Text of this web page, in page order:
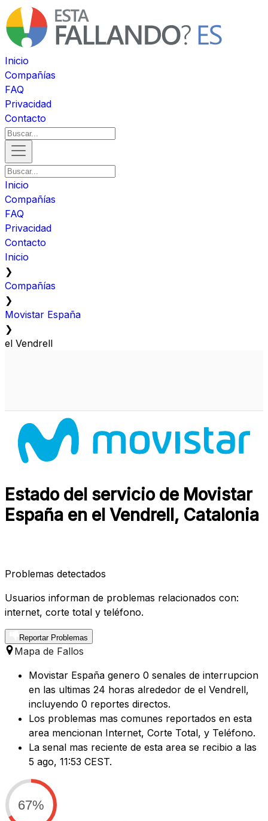
Inicio
Compañías
FAQ
Privacidad
Contacto
Inicio
Compañías
FAQ
Privacidad
Contacto
Inicio
❯
Compañías
❯
Movistar España
❯
el Vendrell
Estado del servicio de Movistar
España en el Vendrell, Catalonia
Problemas detectados
Usuarios informan de problemas relacionados con:
internet, corte total y teléfono.
Reportar Problemas
Mapa de Fallos
Movistar España genero 0 senales de interrupcion
en las ultimas 24 horas alrededor de el Vendrell,
incluyendo 0 reportes directos.
Los problemas mas comunes reportados en esta
area mencionan Internet, Corte Total, y Teléfono.
La senal mas reciente de esta area se recibio a las
5 ago, 11:53 CEST.
67%